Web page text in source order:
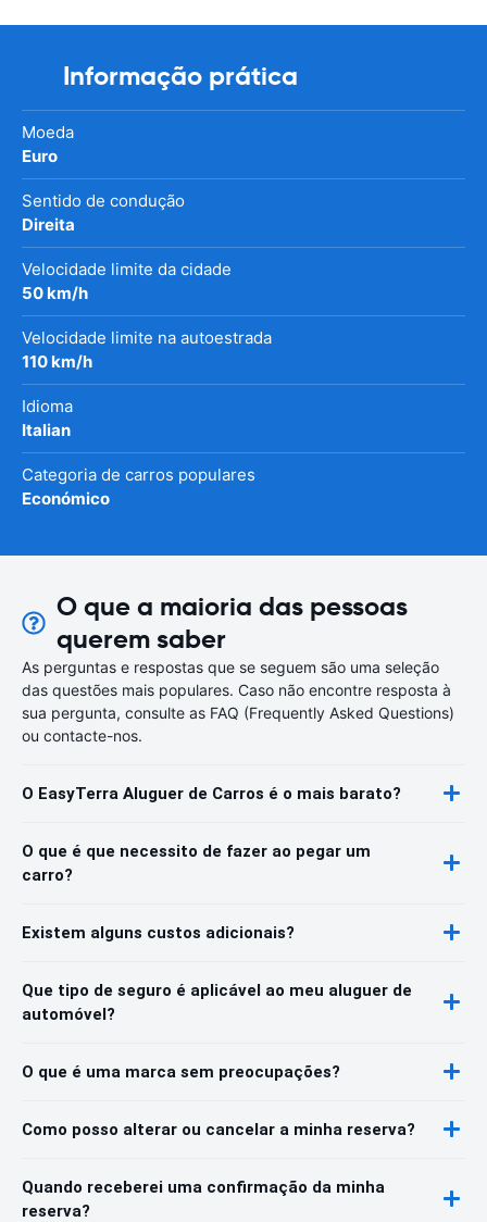
Informação prática
Moeda
Euro
Sentido de condução
Direita
Velocidade limite da cidade
50 km/h
Velocidade limite na autoestrada
110 km/h
Idioma
Italian
Categoria de carros populares
Económico
O que a maioria das pessoas
querem saber
As perguntas e respostas que se seguem são uma seleção
das questões mais populares. Caso não encontre resposta à
sua pergunta, consulte as FAQ (Frequently Asked Questions)
ou contacte-nos.
O EasyTerra Aluguer de Carros é o mais barato?
O que é que necessito de fazer ao pegar um
carro?
Existem alguns custos adicionais?
Que tipo de seguro é aplicável ao meu aluguer de
automóvel?
O que é uma marca sem preocupações?
Como posso alterar ou cancelar a minha reserva?
Quando receberei uma confirmação da minha
reserva?